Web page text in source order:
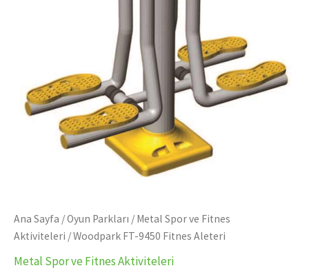
Ana Sayfa /Oyun Parkları / Metal Spor ve Fitnes
Aktiviteleri / Woodpark FT-9450 Fitnes Aleteri
Metal Spor ve Fitnes Aktiviteleri